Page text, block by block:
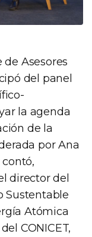
Asesores
del panel
la agenda
de la
por Ana
contó,
director del
Sustentable
Atómica
CONICET,